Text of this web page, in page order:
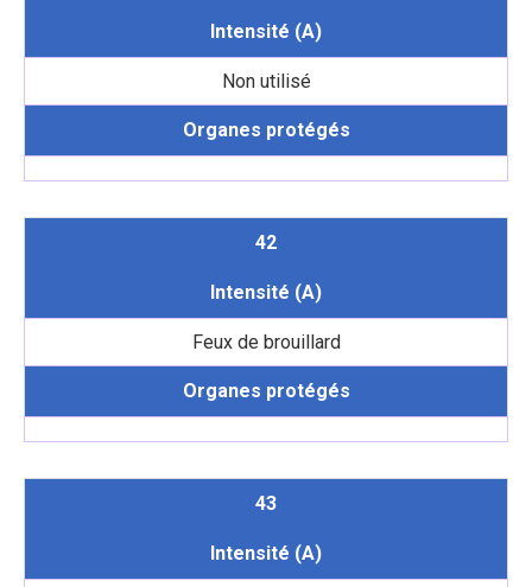
Intensité (A)
Non utilisé
Organes protégés
42
Intensité (A)
Feux de brouillard
Organes protégés
43
Intensité (A)